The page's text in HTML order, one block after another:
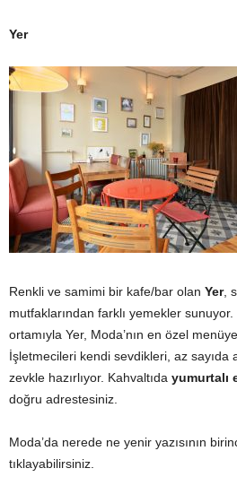
Yer
Renkli ve samimi bir kafe/bar olan Yer,
mutfaklarından farklı yemekler
ortamıyla Yer, Moda’nın en özel
İşletmecileri kendi sevdikleri, az sayıda
zevkle hazırlıyor. Kahvaltıda yumurtalı
doğru adrestesiniz.
Moda’da nerede ne yenir yazısının
tıklayabilirsiniz.